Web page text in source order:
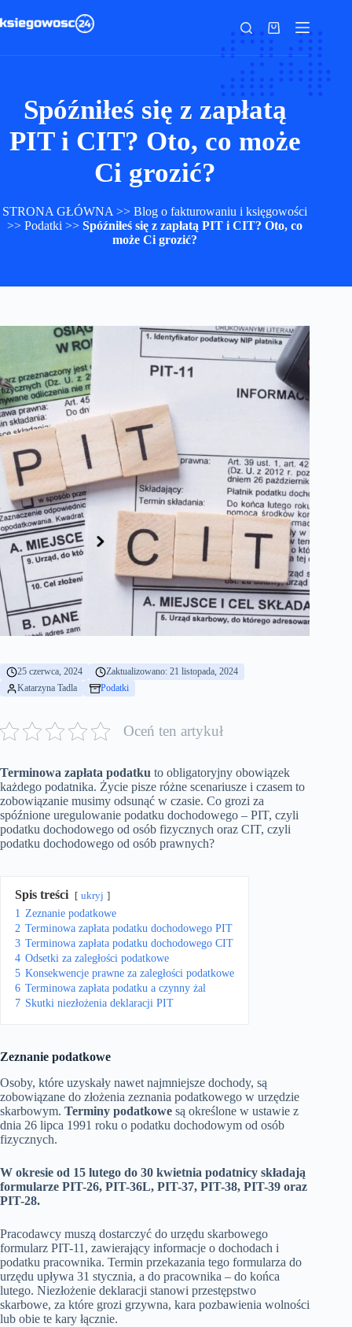
do
Koszyk
Spóźniłeś się z zapłatą
PIT i CIT? Oto, co może
Ci grozić?
STRONA GŁÓWNA >>Blog o fakturowaniu i księgowości
>>Podatki >>Spóźniłeś się z zapłatą PIT i CIT? Oto, co
może Ci grozić?
25 czerwca, 2024
Zaktualizowano: 21 listopada, 2024
Katarzyna Tadla
Podatki
Oceń ten artykuł
Terminowa zapłata podatku to obligatoryjny obowiązek
każdego podatnika. Życie pisze różne scenariusze i czasem to
zobowiązanie musimy odsunąć w czasie. Co grozi za
spóźnione uregulowanie podatku dochodowego – PIT, czyli
podatku dochodowego od osób fizycznych oraz CIT, czyli
podatku dochodowego od osób prawnych?
Spis treści ukryj
1 Zeznanie podatkowe
2 Terminowa zapłata podatku dochodowego PIT
3 Terminowa zapłata podatku dochodowego CIT
4 Odsetki za zaległości podatkowe
5 Konsekwencje prawne za zaległości podatkowe
6 Terminowa zapłata podatku a czynny żal
7 Skutki niezłożenia deklaracji PIT
Zeznanie podatkowe
Osoby, które uzyskały nawet najmniejsze dochody, są
zobowiązane do złożenia zeznania podatkowego w urzędzie
skarbowym. Terminy podatkowe są określone w ustawie z
dnia 26 lipca 1991 roku o podatku dochodowym od osób
fizycznych.
W okresie od 15 lutego do 30 kwietnia podatnicy składają
formularze PIT-26, PIT-36L, PIT-37, PIT-38, PIT-39 oraz
PIT-28.
Pracodawcy muszą dostarczyć do urzędu skarbowego
formularz PIT-11, zawierający informacje o dochodach i
podatku pracownika. Termin przekazania tego formularza do
urzędu upływa 31 stycznia, a do pracownika – do końca
lutego. Niezłożenie deklaracji stanowi przestępstwo
skarbowe, za które grozi grzywna, kara pozbawienia wolności
lub obie te kary łącznie.